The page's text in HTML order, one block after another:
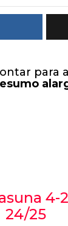
para a
4-
24/25